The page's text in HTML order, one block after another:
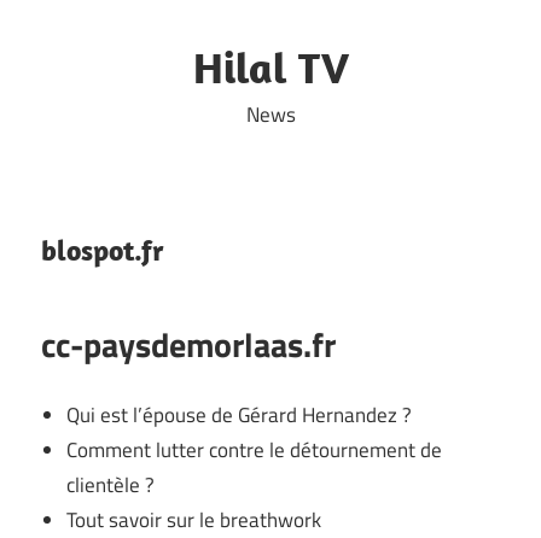
Hilal TV
News
blospot.fr
cc-paysdemorlaas.fr
Qui est l’épouse de Gérard Hernandez ?
Comment lutter contre le détournement de
clientèle ?
Tout savoir sur le breathwork